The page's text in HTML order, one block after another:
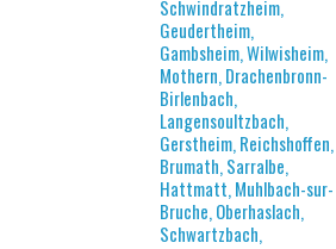
Schwindratzheim,
Geudertheim,
Gambsheim, Wilwisheim,
Mothern, Drachenbronn-
Birlenbach,
Langensoultzbach,
Gerstheim, Reichshoffen,
Brumath, Sarralbe,
Hattmatt, Muhlbach-sur-
Bruche, Oberhaslach,
Schwartzbach,